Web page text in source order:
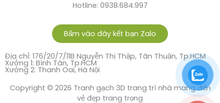
Hotline: 0938.684.997
Bấm vào đây kết bạn Zalo
Địa chỉ: 176/20/7/11B Nguyễn Thị Thập, Tân Thuận, Tp.HCM
Xưởng 1: Bình Tân, Tp.HCM
Xưởng 2: Thanh Oai, Hà Nội
Copyright © 2026 Tranh gạch 3D trang trí nhà mang đến
vẻ đẹp trang trọng